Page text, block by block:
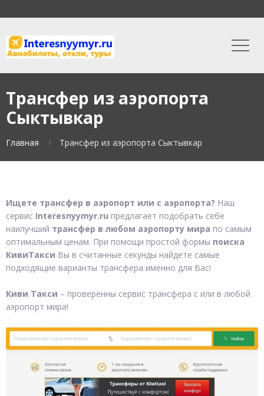
Трансфер из аэропорта
Сыктывкар
Главная Трансфер из аэропорта Сыктывкар
Ищете трансфер в аэропорт или с аэропорта? Наш
сервис Interesnyymyr.ru предлагает подобрать себе
наилучший трансфер в любом аэропорту мира по самым
оптимальным ценам. При помощи простой формы поиска
КивиТакси Вы в считанные секунды найдете самые
подходящие варианты трансфера именно для Вас!
Киви Такси – проверенны сервис трансфера с или в любой
аэропорт мира!